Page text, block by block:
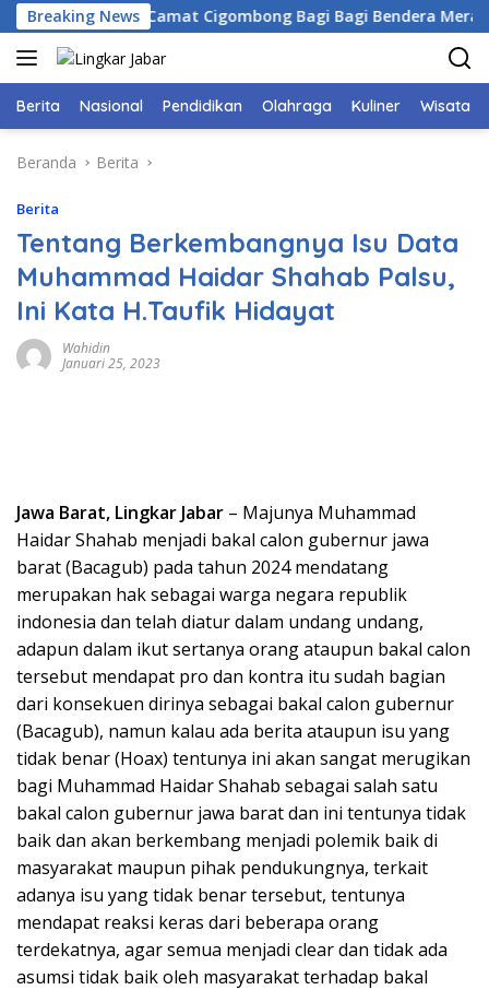
Langsung
ke
konten
Breaking News
Bersama Camat Cigombong Bagi Bagi Bendera Merah
Berita Nasional Pendidikan Olahraga Kuliner Wisata
Beranda Berita
Berita
Tentang Berkembangnya Isu Data
Muhammad Haidar Shahab Palsu,
Ini Kata H.Taufik Hidayat
Wahidin
Januari 25, 2023
Jawa Barat, Lingkar Jabar – Majunya Muhammad
Haidar Shahab menjadi bakal calon gubernur jawa
barat (Bacagub) pada tahun 2024 mendatang
merupakan hak sebagai warga negara republik
indonesia dan telah diatur dalam undang undang,
adapun dalam ikut sertanya orang ataupun bakal calon
tersebut mendapat pro dan kontra itu sudah bagian
dari konsekuen dirinya sebagai bakal calon gubernur
(Bacagub), namun kalau ada berita ataupun isu yang
tidak benar (Hoax) tentunya ini akan sangat merugikan
bagi Muhammad Haidar Shahab sebagai salah satu
bakal calon gubernur jawa barat dan ini tentunya tidak
baik dan akan berkembang menjadi polemik baik di
masyarakat maupun pihak pendukungnya, terkait
adanya isu yang tidak benar tersebut, tentunya
mendapat reaksi keras dari beberapa orang
terdekatnya, agar semua menjadi clear dan tidak ada
asumsi tidak baik oleh masyarakat terhadap bakal